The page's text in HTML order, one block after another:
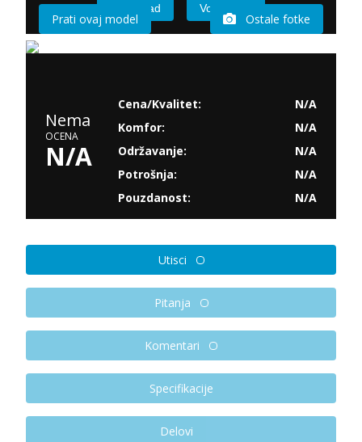
Imam sad Vozio sam
Prati ovaj model Ostale fotke
Nema
OCENA
N/A
Cena/Kvalitet:
N/A
Komfor:
N/A
Održavanje:
N/A
Potrošnja:
N/A
Pouzdanost:
N/A
Utisci
Pitanja
Komentari
Specifikacije
Delovi